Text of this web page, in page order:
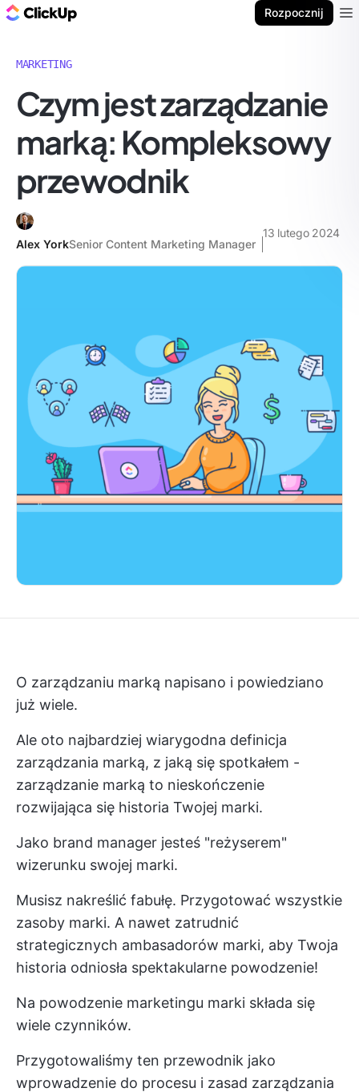
Rozpocznij
MARKETING
Czym jest zarządzanie
marką: Kompleksowy
przewodnik
Alex YorkSenior Content Marketing Manager
13 lutego 2024
O zarządzaniu marką napisano i powiedziano
już wiele.
Ale oto najbardziej wiarygodna definicja
zarządzania marką, z jaką się spotkałem -
zarządzanie marką to nieskończenie
rozwijająca się historia Twojej marki.
Jako brand manager jesteś "reżyserem"
wizerunku swojej marki.
Musisz nakreślić fabułę. Przygotować wszystkie
zasoby marki. A nawet zatrudnić
strategicznych ambasadorów marki, aby Twoja
historia odniosła spektakularne powodzenie!
Na powodzenie marketingu marki składa się
wiele czynników.
Przygotowaliśmy ten przewodnik jako
wprowadzenie do procesu i zasad zarządzania